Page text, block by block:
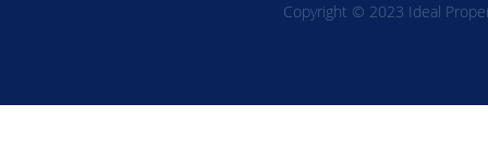
Copyright © 2023 Ideal